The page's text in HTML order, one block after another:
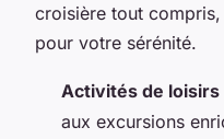
croisière tout
pour votre sérénité.
Activités de loisirs
aux excursions